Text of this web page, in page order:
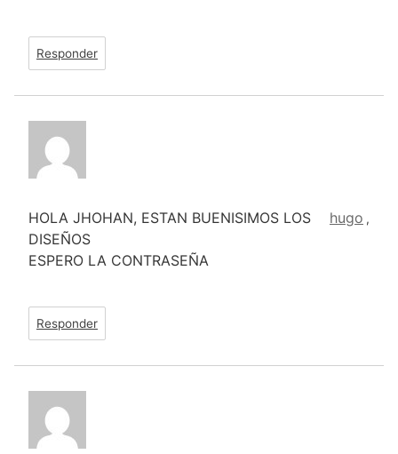
Responder
hugo ,
HOLA JHOHAN, ESTAN BUENISIMOS LOS
DISEÑOS
ESPERO LA CONTRASEÑA
Responder